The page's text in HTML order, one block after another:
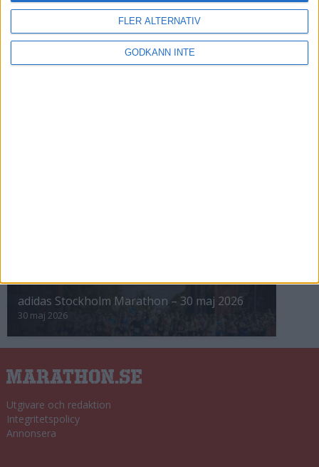
FLER ALTERNATIV
GODKÄNN INTE
Berlin Marathon - ett lopp genom
8 okt 1995• Arkiv• Reseberättelser från
adidas Stockholm Marathon – 30 maj 2026
30 maj 2026
Utgivare och redaktion
Integritetspolicy
Annonsera